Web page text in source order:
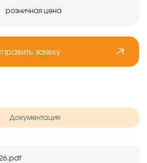
розничная цена
заявку
Документация